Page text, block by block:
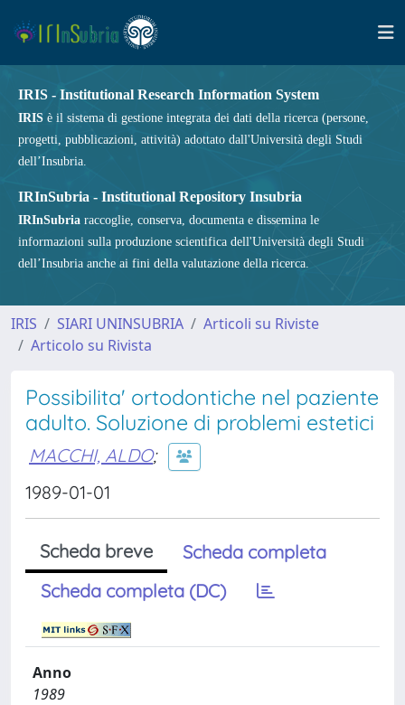
IRIS - Institutional Research Information System
IRIS è il sistema di gestione integrata dei dati della ricerca (persone,
progetti, pubblicazioni, attività) adottato dall'Università degli Studi
dell’Insubria.
IRInSubria - Institutional Repository Insubria
IRInSubria raccoglie, conserva, documenta e dissemina le
informazioni sulla produzione scientifica dell'Università degli Studi
dell’Insubria anche ai fini della valutazione della ricerca.
IRIS SIARI UNINSUBRIA
Articoli su Riviste
Articolo su Rivista
Possibilita' ortodontiche nel paziente
adulto. Soluzione di problemi estetici
MACCHI, ALDO;
1989-01-01
Scheda breve
Scheda completa
Scheda completa (DC)
Anno
1989